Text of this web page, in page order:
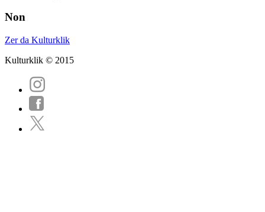
Non
Zer da Kulturklik
Kulturklik © 2015